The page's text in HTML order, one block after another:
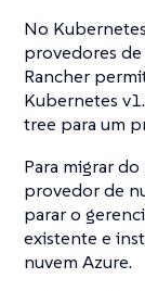
No
provedores
Rancher
Kubernetes
tree para um
Para migrar
provedor de
parar o
existente e
nuvem Azure.